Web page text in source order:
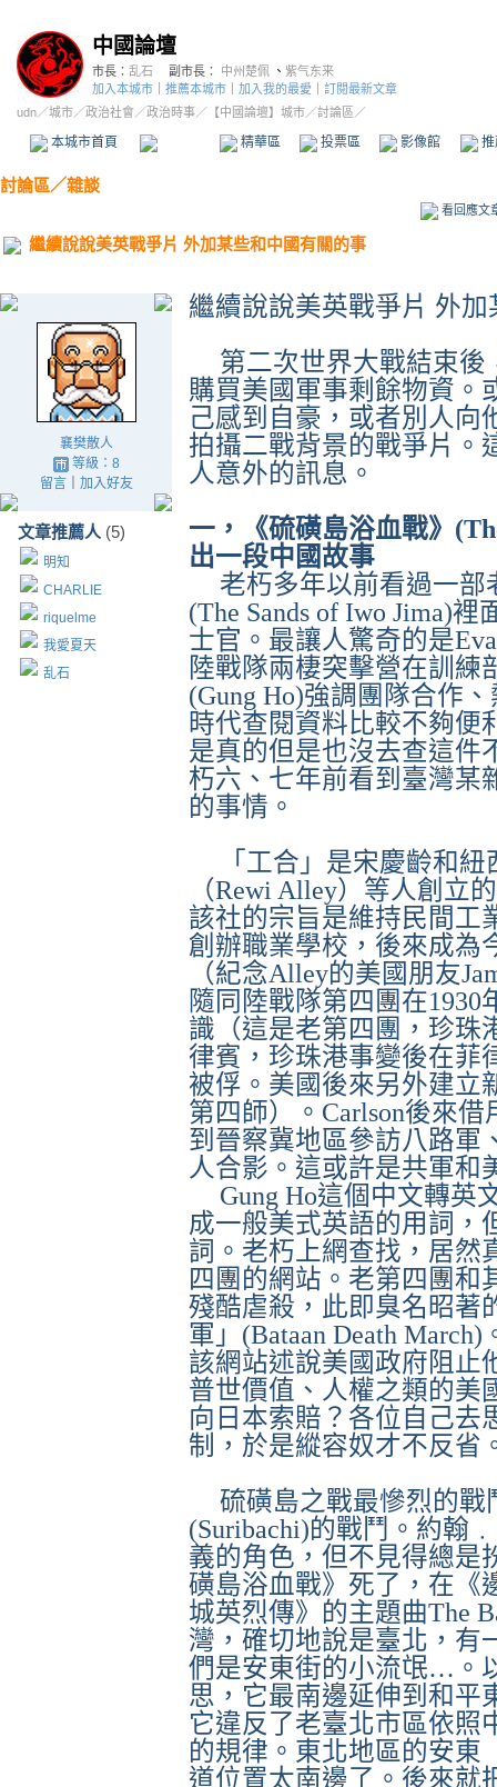
中國論壇
市長： 乱石 副市長： 中州楚佩 、 紫气东来
加入本城市
推薦本城市 加入我的最愛
訂閱最新文章
udn／城市／政治社會 ／政治時事／ 【中國論壇】城市／討論區／
本城市首頁 精華區 投票區 影像館
討論區／雜談
看回應文
繼續說說美英戰爭片 外加某些和中國有關的事
襄樊散人
等級：8
留言｜ 加入好友
文章推薦人 (5)
明知
CHARLIE
riquelme
我愛夏天
乱石
繼續說說美英戰爭片 外
第二次世界大戰結束
購買美國軍事剩餘物資。
己感到自豪，或者別人向
拍攝二戰背景的戰爭片。
人意外的訊息。
一，《硫磺島浴血戰》
出一段中國故事
老朽多年以前看過一
(The Sands of Iwo Jima)裡
士官。最讓人驚奇的是
陸戰隊兩棲突擊營在訓練
(Gung Ho)強調團隊合作
時代查閱資料比較不夠便
是真的但是也沒去查這件
朽六、七年前看到臺灣某
的事情。
「工合」是宋慶齡和
（Rewi Alley）等人創立
該社的宗旨是維持民間工
創辦職業學校，後來成為
（紀念Alley的美國朋友
隨同陸戰隊第四團在1930
識（這是老第四團，珍珠
律賓，珍珠港事變後在菲
被俘。美國後來另外建立
第四師）。 Carlson後來借
到晉察冀地區參訪八路軍
人合影。這或許是共軍和
Gung Ho這個中文轉英
成一般美式英語的用詞，
詞。老朽上網查找，居然
四團的網站。老第四團和
殘酷虐殺，此即臭名昭著
軍」 (Bataan Death March)
該網站述說美國政府阻止
普世價值、人權之類的美
向日本索賠？各位自己去
制，於是縱容奴才不反省
硫磺島之戰最慘烈的
(Suribachi)的戰鬥。約翰
義的角色，但不見得總是
磺島浴血戰》死了，在《
城英烈傳》的主題曲The
灣，確切地說是臺北，有
們是安東街的小流氓… 。
思，它最南邊延伸到和平
它違反了老臺北市區依照
的規律。東北地區的安東
道位置太南邊了。後來就